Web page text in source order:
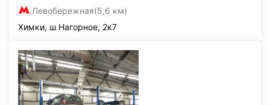
Левобережная(5,6 км)
Химки, ш Нагорное, 2к7